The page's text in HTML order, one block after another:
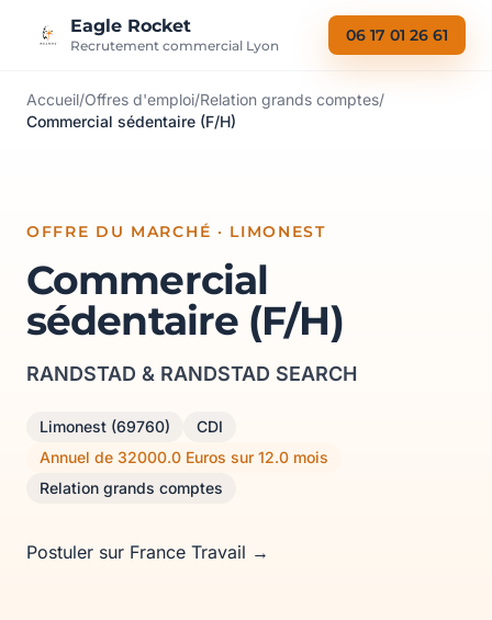
Eagle Rocket
Recrutement commercial Lyon
06 17 01 26 61
Accueil/Offres d'emploi/Relation grands comptes/
Commercial sédentaire (F/H)
OFFRE DU MARCHÉ · LIMONEST
Commercial
sédentaire (F/H)
RANDSTAD & RANDSTAD SEARCH
Limonest (69760)
CDI
Annuel de 32000.0 Euros sur 12.0 mois
Relation grands comptes
Postuler sur France Travail →